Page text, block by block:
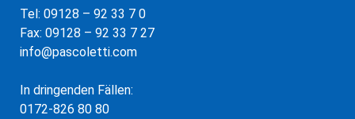
Tel: 09128 – 92 33 7 0
Fax: 09128 – 92 33 7 27
info@pascoletti.com
In dringenden Fällen:
0172-826 80 80